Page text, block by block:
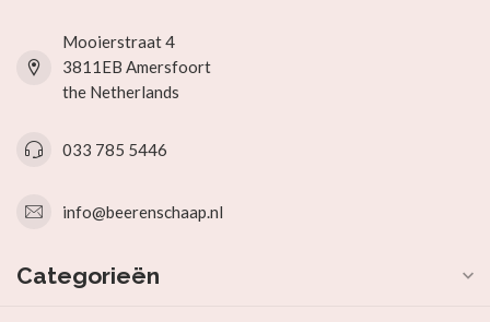
Mooierstraat 4
3811EB Amersfoort
the Netherlands
033 785 5446
info@beerenschaap.nl
Categorieën